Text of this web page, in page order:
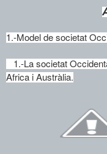
1.-Model de societat
1.-La societat
Africa i Austràlia.